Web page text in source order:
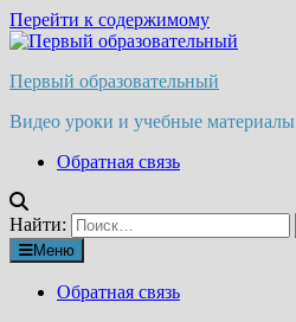
Перейти к содержимому
Первый образовательный
Видео уроки и учебные материалы
Обратная связь
Найти:
Меню
Обратная связь